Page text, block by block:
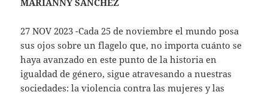
27 NOV 2023 -Cada 25 de noviembre el mundo posa
sus ojos sobre un flagelo que, no importa cuánto se
haya avanzado en este punto de la historia en
igualdad de género, sigue atravesando a nuestras
sociedades: la violencia contra las mujeres y las